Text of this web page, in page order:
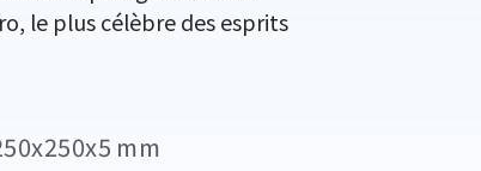
le plus célèbre des esprits
mm